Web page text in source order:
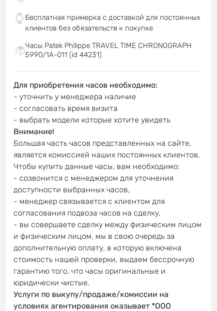
Бесплатная примерка с доставкой для постоянных
клиентов без обязательств к покупке
Часы Patek Philippe TRAVEL TIME CHRONOGRAPH
5990/1A-011 (id 44231)
Для приобретения часов необходимо:
- уточнить у менеджера наличие
- согласовать время визита
- выбрать модели которые хотите увидеть
Внимание!
Большая часть часов представленных на сайте,
является комиссией наших постоянных клиентов.
Чтобы купить данные часы, вам необходимо:
- созвонится с менеджером для уточнения
доступности выбранных часов,
- менеджер связывается с клиентом для
согласования подвоза часов на сделку,
- вы совершаете сделку между физическим лицом
и физическим лицом, мы в свою очередь за
дополнительную оплату, в которую включена
стоимость нашей проверки, выдаем бессрочную
гарантию того, что часы оригинальные и
юридически чистые.
Услуги по выкупу/продаже/комиссии на
условиях агентирования оказывает *ООО